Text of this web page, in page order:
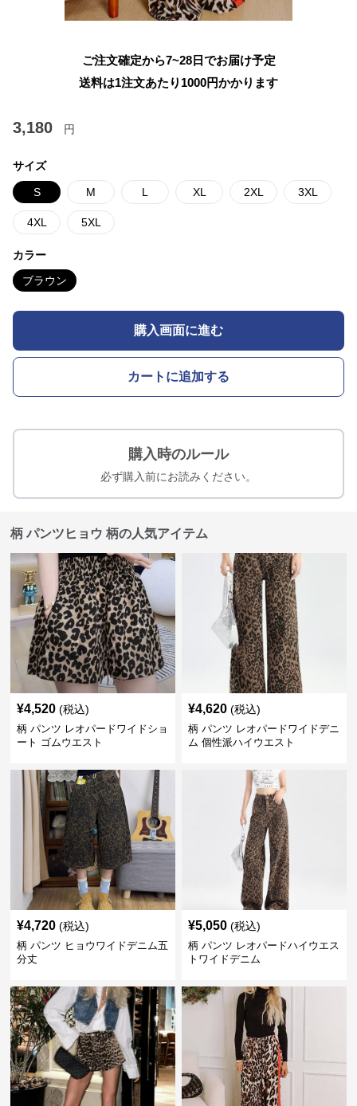
ご注文確定から7~28日でお届け予定
送料は1注文あたり 1000円かかります
3,180 円
サイズ
S M L XL 2XL 3XL
4XL 5XL
カラー
ブラウン
購入画面に進む
カートに追加する
購入時のルール
必ず購入前にお読みください。
柄 パンツヒョウ 柄の人気アイテム
¥4,520 (税込)
柄 パンツ レオパードワイドショ
ート ゴムウエスト
¥4,620 (税込)
柄 パンツ レオパードワイドデニ
ム 個性派ハイウエスト
¥4,720 (税込)
柄 パンツ ヒョウワイドデニム五
分丈
¥5,050 (税込)
柄 パンツ レオパードハイウエス
トワイドデニム